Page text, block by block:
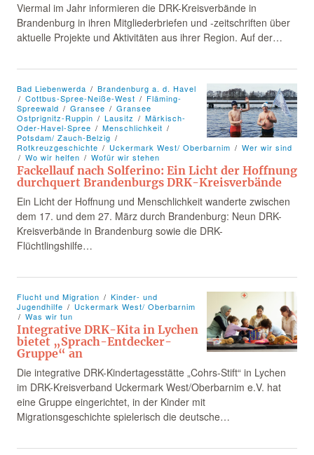
Viermal im Jahr informieren die DRK-Kreisverbände in
Brandenburg in ihren Mitgliederbriefen und -zeitschriften über
aktuelle Projekte und Aktivitäten aus ihrer Region. Auf der…
Bad Liebenwerda
Brandenburg a. d. Havel
Cottbus-Spree-Neiße-West
Fläming-
Spreewald
Gransee
Gransee
Ostprignitz-Ruppin
Lausitz
Märkisch-
Oder-Havel-Spree
Menschlichkeit
Potsdam/ Zauch-Belzig
Rotkreuzgeschichte
Uckermark West/ Oberbarnim
Wer wir sind
Wo wir helfen
Wofür wir stehen
Fackellauf nach Solferino: Ein Licht der Hoffnung
durchquert Brandenburgs DRK-Kreisverbände
Ein Licht der Hoffnung und Menschlichkeit wanderte zwischen
dem 17. und dem 27. März durch Brandenburg: Neun DRK-
Kreisverbände in Brandenburg sowie die DRK-
Flüchtlingshilfe…
Flucht und Migration
Kinder- und
Jugendhilfe
Uckermark West/ Oberbarnim
Was wir tun
Integrative DRK-Kita in Lychen
bietet „Sprach-Entdecker-
Gruppe“ an
Die integrative DRK-Kindertagesstätte „Cohrs-Stift“ in Lychen
im DRK-Kreisverband Uckermark West/Oberbarnim e.V. hat
eine Gruppe eingerichtet, in der Kinder mit
Migrationsgeschichte spielerisch die deutsche…